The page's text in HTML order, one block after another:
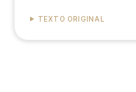
TEXTO ORIGINAL